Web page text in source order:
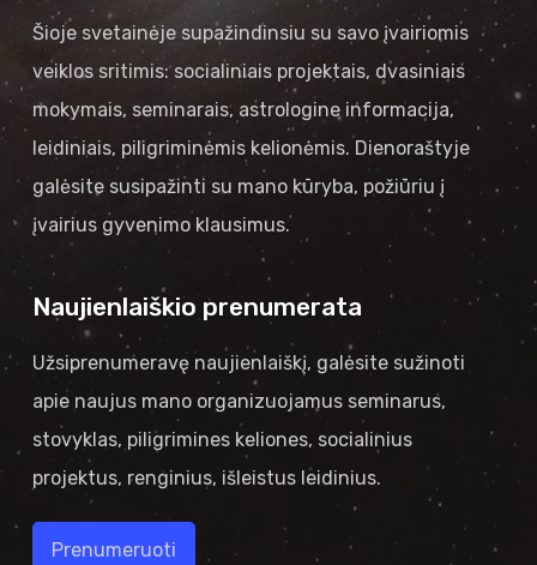
Šioje svetainėje supažindinsiu su savo įvairiomis
veiklos sritimis: socialiniais projektais, dvasiniais
mokymais, seminarais, astrologine informacija,
leidiniais, piligriminėmis kelionėmis. Dienoraštyje
galėsite susipažinti su mano kūryba, požiūriu į
įvairius gyvenimo klausimus.
Naujienlaiškio prenumerata
Užsiprenumeravę naujienlaiškį, galėsite sužinoti
apie naujus mano organizuojamus seminarus,
stovyklas, piligrimines keliones, socialinius
projektus, renginius, išleistus leidinius.
Prenumeruoti